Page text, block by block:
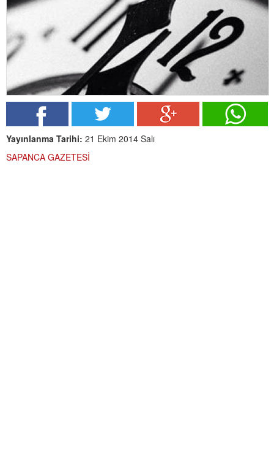
Yayınlanma Tarihi: 21 Ekim 2014 Salı
SAPANCA GAZETESİ